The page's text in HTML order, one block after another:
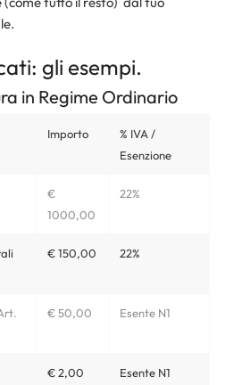
gli esempi.
in Regime Ordinario
Importo
% IVA /
Esenzione
€
1000,00
22%
€ 150,00 22%
€ 50,00 Esente N1
€ 2,00 Esente N1